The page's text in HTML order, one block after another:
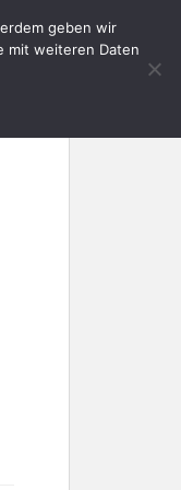
geben wir
mit weiteren Daten